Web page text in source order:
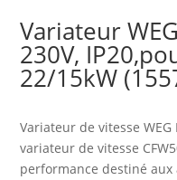
Variateur
230V,
22/15kW
Variateur de vitesse
variateur de vitesse
performance destiné